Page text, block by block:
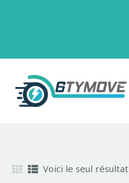
ELECTRIQUE
Voici le seul résultat